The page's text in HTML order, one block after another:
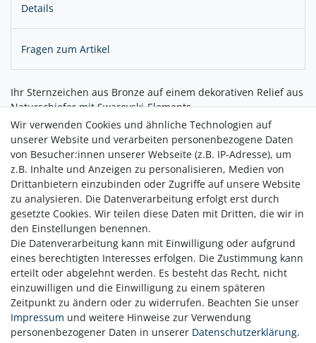
Details
Fragen zum Artikel
Ihr Sternzeichen aus Bronze auf einem dekorativen Relief aus
Naturschiefer mit Swarovski-Elements.
Die hochwertigen Materialien machen dieses Kunstwerk zu
einem ganz besonderen Dekorationsartikel und Geschenk.
Lieferung mit Expertise
Zahlung
Versand
Wir verwenden Cookies und ähnliche Technologien auf
unserer Website und verarbeiten personenbezogene Daten
von Besucher:innen unserer Webseite (z.B. IP-Adresse), um
z.B. Inhalte und Anzeigen zu personalisieren, Medien von
Drittanbietern einzubinden oder Zugriffe auf unsere Website
zu analysieren. Die Datenverarbeitung erfolgt erst durch
gesetzte Cookies. Wir teilen diese Daten mit Dritten, die wir in
den Einstellungen benennen.
Die Datenverarbeitung kann mit Einwilligung oder aufgrund
eines berechtigten Interesses erfolgen. Die Zustimmung kann
erteilt oder abgelehnt werden. Es besteht das Recht, nicht
einzuwilligen und die Einwilligung zu einem späteren
Zeitpunkt zu ändern oder zu widerrufen. Beachten Sie unser
Impressum und weitere Hinweise zur Verwendung
personenbezogener Daten in unserer Daten­schutz­erklärung.